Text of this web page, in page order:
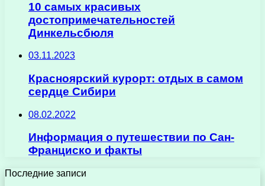
10 самых красивых
достопримечательностей
Динкельсбюля
03.11.2023
Красноярский курорт: отдых в самом
сердце Сибири
08.02.2022
Информация о путешествии по Сан-
Франциско и факты
Последние записи